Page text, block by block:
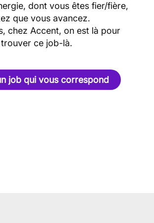
dont vous êtes fier/fière,
que vous avancez.
chez Accent, on est là pour
ce job-là.
job qui vous correspond